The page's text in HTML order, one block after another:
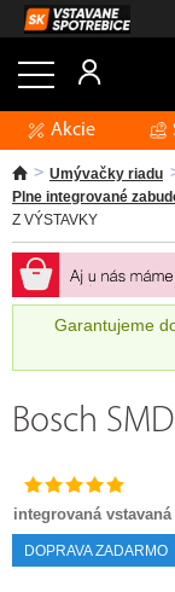
Akcie
Umývačky riadu
Plne integrované
Z VÝSTAVKY
Garantujeme
Bosch
integrovaná
DOPRAVA ZADARMO